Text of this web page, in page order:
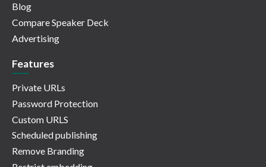
Blog
Compare Speaker Deck
Advertising
Features
Private URLs
Password Protection
Custom URLS
Scheduled publishing
Remove Branding